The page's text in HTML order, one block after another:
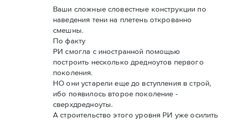
Ваши сложные словестные конструкции по
наведения тени на плетень открованно
смешны.
По факту
РИ смогла с иностранной помощью
построить несколько дредноутов первого
поколения.
НО они устарели еще до вступления в строй,
ибо появилось второе поколение -
сверхдредноуты.
А строительство этого уровня РИ уже осилить